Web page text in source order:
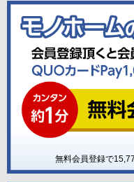
無料会員登録で